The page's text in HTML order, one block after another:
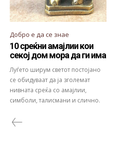
Добро е да се знае
10 среќни амајлии кои
секој дом мора да ги има
Луѓето ширум светот постојано
се обидуваат да ја зголемат
нивната среќа со амајлии,
симболи, талисмани и слично.